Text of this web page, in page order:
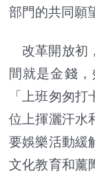
部門的共同願
改革開放初
間就是金錢
「上班匆匆
位上揮灑汗水
要娛樂活動緩
文化教育和薰